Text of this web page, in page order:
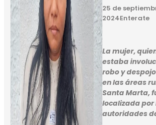
25 de
2024Enterate
La mujer,
estaba
robo y
en las áreas
Santa Marta,
localizada por
autoridades